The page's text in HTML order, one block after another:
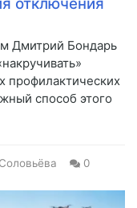
отключения
Дмитрий Бондарь
профилактических
способ этого
0